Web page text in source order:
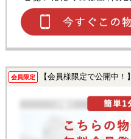
会員限定 【会員様限定で公開中！】